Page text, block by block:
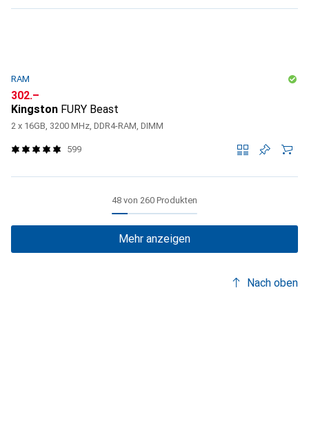
RAM
CHF
302.–
Kingston FURY Beast
2 x 16GB, 3200 MHz, DDR4-RAM, DIMM
599
48 von 260 Produkten
Mehr anzeigen
Nach oben